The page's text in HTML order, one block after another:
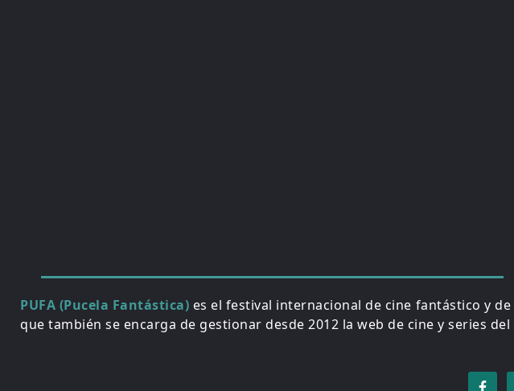
PUFA (Pucela Fantástica) es el festival internacional de cine fantástico y
que también se encarga de gestionar desde 2012 la web de cine y series del